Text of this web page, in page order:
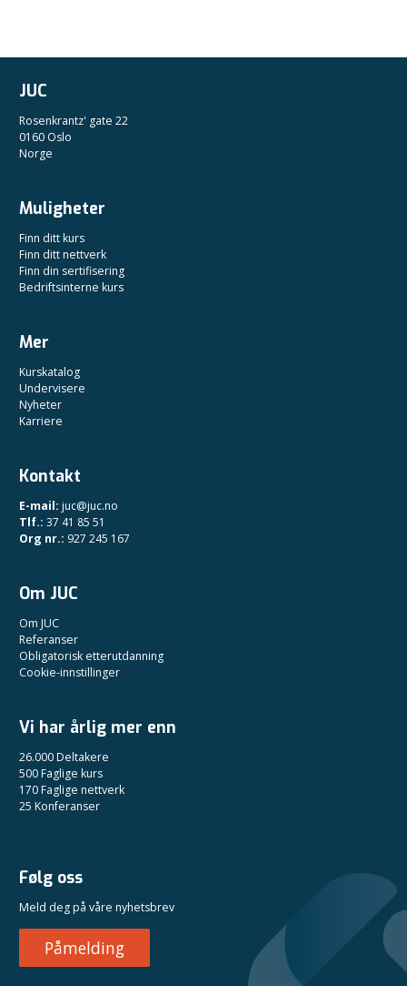
JUC
Rosenkrantz' gate 22
0160 Oslo
Norge
Muligheter
Finn ditt kurs
Finn ditt nettverk
Finn din sertifisering
Bedriftsinterne kurs
Mer
Kurskatalog
Undervisere
Nyheter
Karriere
Kontakt
E-mail: juc@juc.no
Tlf.: 37 41 85 51
Org nr.: 927 245 167
Om JUC
Om JUC
Referanser
Obligatorisk etterutdanning
Cookie-innstillinger
Vi har årlig mer enn
26.000 Deltakere
500 Faglige kurs
170 Faglige nettverk
25 Konferanser
Følg oss
Meld deg på våre nyhetsbrev
Påmelding